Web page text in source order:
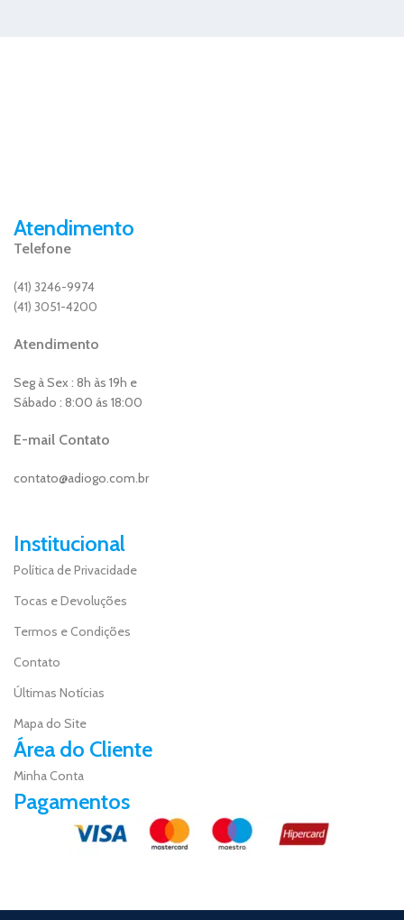
Atendimento
Telefone
(41) 3246-9974
(41) 3051-4200
Atendimento
Seg à Sex : 8h às 19h e
Sábado : 8:00 ás 18:00
E-mail Contato
contato@adiogo.com.br
Institucional
Política de Privacidade
Tocas e Devoluções
Termos e Condições
Contato
Últimas Notícias
Mapa do Site
Área do Cliente
Minha Conta
Pagamentos